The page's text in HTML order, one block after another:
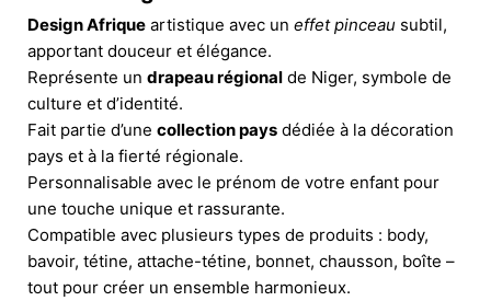
Design Afrique artistique avec un effet pinceau subtil,
apportant douceur et élégance.
Représente un drapeau régional de Niger, symbole de
culture et d’identité.
Fait partie d’une collection pays dédiée à la décoration
pays et à la fierté régionale.
Personnalisable avec le prénom de votre enfant pour
une touche unique et rassurante.
Compatible avec plusieurs types de produits : body,
bavoir, tétine, attache-tétine, bonnet, chausson, boîte –
tout pour créer un ensemble harmonieux.